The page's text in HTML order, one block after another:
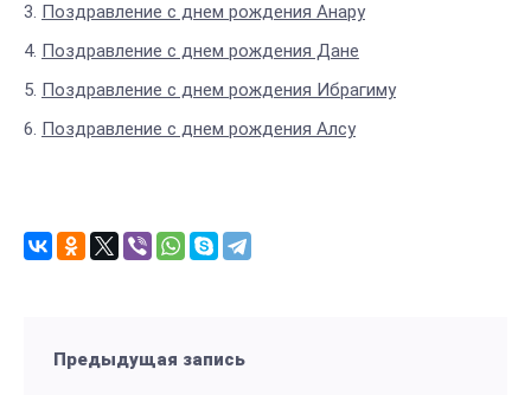
Поздравление с днем рождения Анару
Поздравление с днем рождения Дане
Поздравление с днем рождения Ибрагиму
Поздравление с днем рождения Алсу
Предыдущая запись